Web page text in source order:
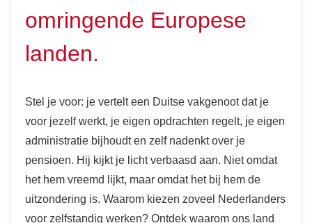
omringende Europese
landen.
Stel je voor: je vertelt een Duitse vakgenoot dat je
voor jezelf werkt, je eigen opdrachten regelt, je eigen
administratie bijhoudt en zelf nadenkt over je
pensioen. Hij kijkt je licht verbaasd aan. Niet omdat
het hem vreemd lijkt, maar omdat het bij hem de
uitzondering is. Waarom kiezen zoveel Nederlanders
voor zelfstandig werken? Ontdek waarom ons land